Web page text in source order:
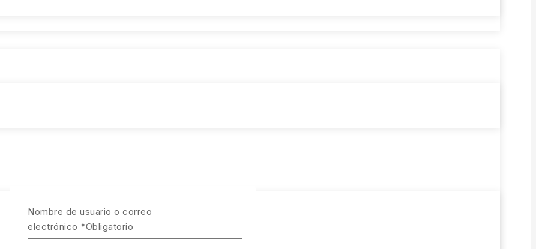
Nombre de usuario o correo
electrónico *Obligatorio